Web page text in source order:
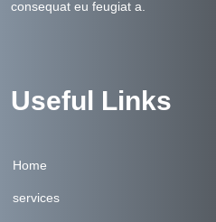
consequat eu feugiat a.
Useful Links
Home
services